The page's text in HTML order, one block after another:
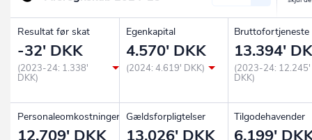
Resultat før skat
-32' DKK
(2023-24: 1.338'
DKK)
Egenkapital
4.570' DKK
(2024: 4.619' DKK)
Bruttofortjeneste
13.394'
(2023-24: 12.245'
DKK)
Personaleomkostninger Gældsforpligtelser Tilgodehavender